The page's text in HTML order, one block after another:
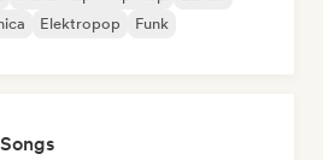
Elektropop
Funk